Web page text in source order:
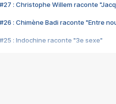
#27 : Christophe Willem raconte
#26 : Chimène Badi raconte "Entre
#25 : Indochine raconte "3e sexe"